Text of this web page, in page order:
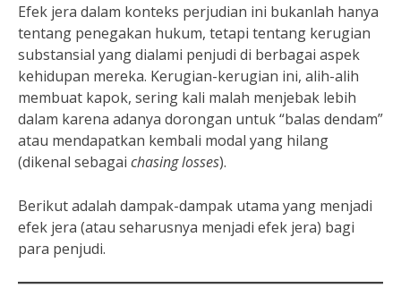
Efek jera dalam konteks perjudian ini bukanlah hanya
tentang penegakan hukum, tetapi tentang kerugian
substansial yang dialami penjudi di berbagai aspek
kehidupan mereka. Kerugian-kerugian ini, alih-alih
membuat kapok, sering kali malah menjebak lebih
dalam karena adanya dorongan untuk “balas dendam”
atau mendapatkan kembali modal yang hilang
(dikenal sebagai chasing losses).
Berikut adalah dampak-dampak utama yang menjadi
efek jera (atau seharusnya menjadi efek jera) bagi
para penjudi.